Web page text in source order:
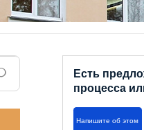
Есть
процесса
Напишите об этом